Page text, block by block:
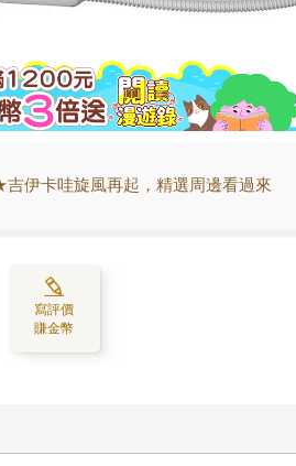
伊卡哇旋風再起，精選周邊看過來
寫評價
賺金幣